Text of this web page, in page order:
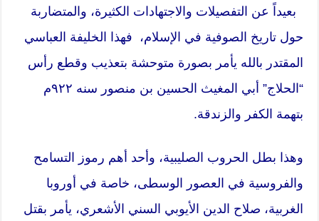
بعيداً عن التفصيلات والاجتهادات الكثيرة، والمتضاربة
حول تاريخ الصوفية في الإسلام، فهذا الخليفة العباسي
المقتدر بالله يأمر بصورة متوحشة بتعذيب وقطع رأس
“الحلاج” أبي المغيث الحسين بن منصور سنه ٩٢٢م
بتهمة الكفر والزندقة.
وهذا بطل الحروب الصليبية، وأحد أهم رموز التسامح
والفروسية في العصور الوسطى، خاصة في أوروبا
الغربية، صلاح الدين الأيوبي السني الأشعري، يأمر بقتل